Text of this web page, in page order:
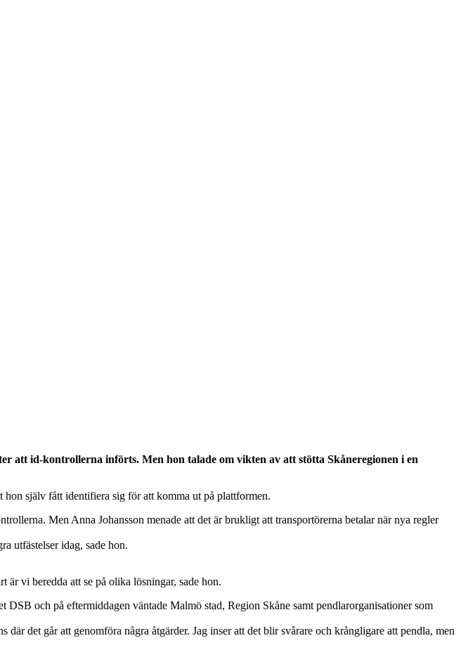
att id-kontrollerna införts. Men hon talade om vikten av att stötta Skåneregionen i en
själv fått identifiera sig för att komma ut på plattformen.
Men Anna Johansson menade att det är brukligt att transportörerna betalar när nya regler
utfästelser idag, sade hon.
är vi beredda att se på olika lösningar, sade hon.
och på eftermiddagen väntade Malmö stad, Region Skåne samt pendlarorganisationer som
det går att genomföra några åtgärder. Jag inser att det blir svårare och krångligare att pendla, men